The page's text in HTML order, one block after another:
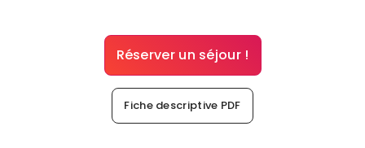
Réserver un séjour !
Fiche descriptive PDF